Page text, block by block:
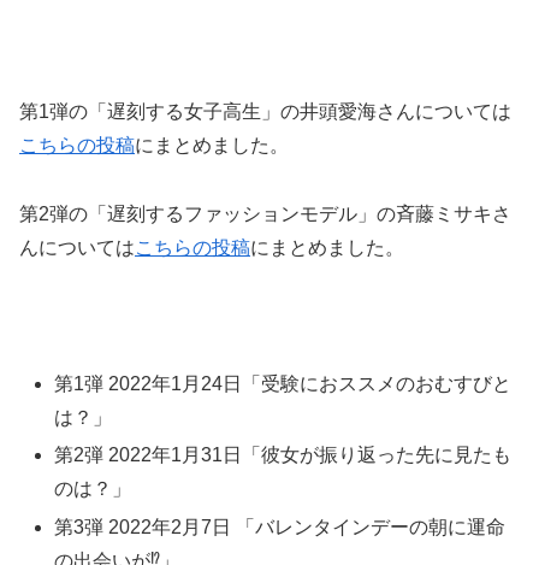
第1弾の「遅刻する女子高生」の井頭愛海さんについては
こちらの投稿にまとめました。
第2弾の「遅刻するファッションモデル」の斉藤ミサキさ
んについてはこちらの投稿にまとめました。
第1弾 2022年1月24日「受験におススメのおむすびと
は？」
第2弾 2022年1月31日「彼女が振り返った先に見たも
のは？」
第3弾 2022年2月7日 「バレンタインデーの朝に運命
の出会いが⁉」